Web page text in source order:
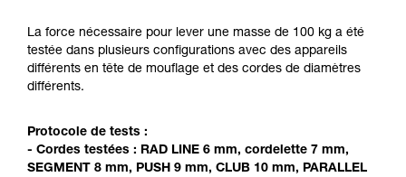
Maîtriser ces techniques nécessite une
formation et un entraînement spécifique. Validez
avec un professionnel votre capacité à refaire
liées à votre activité. Il peut en exister d’autres
que nous ne décrivons pas ici.
La force nécessaire pour lever une masse de 100 kg a été
testée dans plusieurs configurations avec des appareils
différents en tête de mouflage et des cordes de diamètres
différents.
Protocole de tests :
- Cordes testées : RAD LINE 6 mm, cordelette 7 mm,
SEGMENT 8 mm, PUSH 9 mm, CLUB 10 mm, PARALLEL